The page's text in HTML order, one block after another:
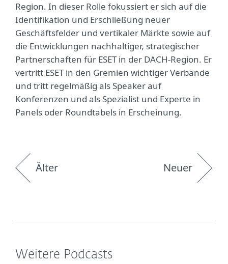
Region. In dieser Rolle fokussiert er sich auf die
Identifikation und Erschließung neuer
Geschäftsfelder und vertikaler Märkte sowie auf
die Entwicklungen nachhaltiger, strategischer
Partnerschaften für ESET in der DACH-Region. Er
vertritt ESET in den Gremien wichtiger Verbände
und tritt regelmäßig als Speaker auf
Konferenzen und als Spezialist und Experte in
Panels oder Roundtabels in Erscheinung.
Älter Neuer
Weitere Podcasts